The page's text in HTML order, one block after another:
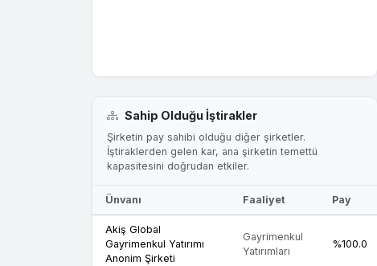
Sahip Olduğu İştirakler
Şirketin pay sahibi olduğu diğer şirketler.
İştiraklerden gelen kar, ana şirketin temettü
kapasitesini doğrudan etkiler.
Ünvanı Faaliyet Pay
Akiş Global
Gayrimenkul Yatırımı
Anonim Şirketi
Gayrimenkul
Yatırımları
%100.0